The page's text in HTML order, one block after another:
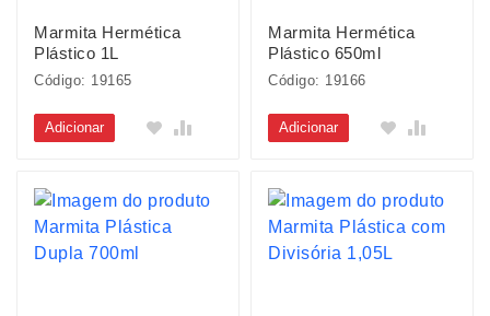
Marmita Hermética
Plástico 1L
Código: 19165
Adicionar
Marmita Hermética
Plástico 650ml
Código: 19166
Adicionar